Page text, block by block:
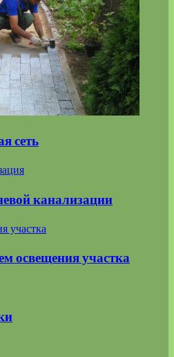
сеть
канализации
освещения участка